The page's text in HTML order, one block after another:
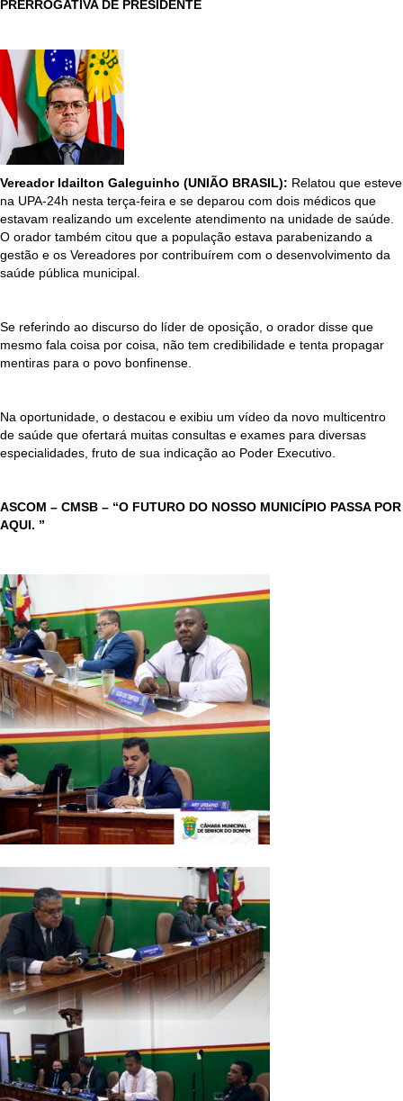
PRERROGATIVA DE PRESIDENTE
Vereador Idailton Galeguinho (UNIÃO BRASIL): Relatou que esteve
na UPA-24h nesta terça-feira e se deparou com dois médicos que
estavam realizando um excelente atendimento na unidade de saúde.
O orador também citou que a população estava parabenizando a
gestão e os Vereadores por contribuírem com o desenvolvimento da
saúde pública municipal.
Se referindo ao discurso do líder de oposição, o orador disse que
mesmo fala coisa por coisa, não tem credibilidade e tenta propagar
mentiras para o povo bonfinense.
Na oportunidade, o destacou e exibiu um vídeo da novo multicentro
de saúde que ofertará muitas consultas e exames para diversas
especialidades, fruto de sua indicação ao Poder Executivo.
ASCOM – CMSB – “O FUTURO DO NOSSO MUNICÍPIO PASSA POR
AQUI. ”